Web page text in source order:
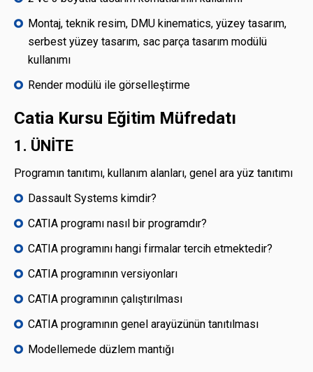
Montaj, teknik resim, DMU kinematics, yüzey tasarım,
serbest yüzey tasarım, sac parça tasarım modülü
kullanımı
Render modülü ile görselleştirme
Catia Kursu Eğitim Müfredatı
1. ÜNİTE
Programın tanıtımı, kullanım alanları, genel ara yüz tanıtımı
Dassault Systems kimdir?
CATIA programı nasıl bir programdır?
CATIA programını hangi firmalar tercih etmektedir?
CATIA programının versiyonları
CATIA programının çalıştırılması
CATIA programının genel arayüzünün tanıtılması
Modellemede düzlem mantığı